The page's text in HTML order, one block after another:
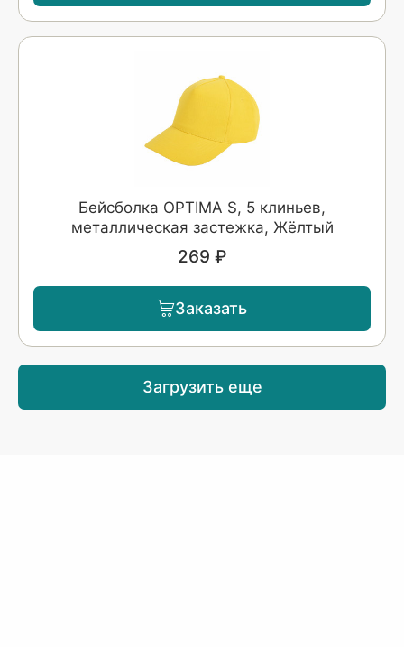
Бейсболка OPTIMA S, 5 клиньев,
металлическая застежка, Жёлтый
269 ₽
Заказать
Загрузить еще